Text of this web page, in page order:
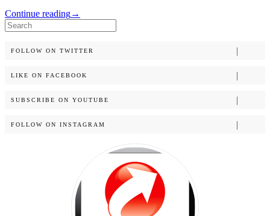
Continue reading→
Search
for:
FOLLOW ON TWITTER
LIKE ON FACEBOOK
SUBSCRIBE ON YOUTUBE
FOLLOW ON INSTAGRAM